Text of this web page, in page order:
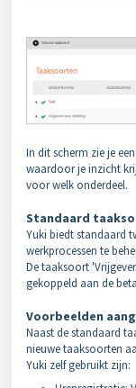
In dit scherm zie je
waardoor je inzicht
voor welk onderdeel.
Standaard
Yuki biedt standaard
werkprocessen te
De taaksoort
gekoppeld aan de
Voorbeelden
Naast de standaard
nieuwe taaksoorten
Yuki zelf gebruikt zijn: